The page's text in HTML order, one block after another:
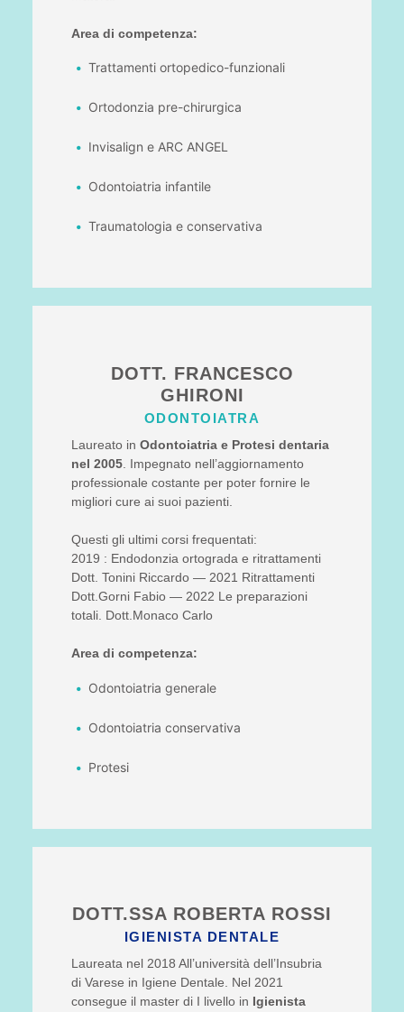
Area di competenza:
Trattamenti ortopedico-funzionali
Ortodonzia pre-chirurgica
Invisalign e ARC ANGEL
Odontoiatria infantile
Traumatologia e conservativa
DOTT. FRANCESCO
GHIRONI
ODONTOIATRA
Laureato inOdontoiatria e Protesi dentaria
nel 2005 . Impegnato nell’aggiornamento
professionale costante per poter fornire le
migliori cure ai suoi pazienti.
Questi gli ultimi corsi frequentati:
2019 : Endodonzia ortograda e ritrattamenti
Dott. Tonini Riccardo — 2021 Ritrattamenti
Dott.Gorni Fabio — 2022 Le preparazioni
totali. Dott.Monaco Carlo
Area di competenza:
Odontoiatria generale
Odontoiatria conservativa
Protesi
DOTT.SSA ROBERTA ROSSI
IGIENISTA DENTALE
Laureata nel 2018 All’università dell’Insubria
di Varese in Igiene Dentale. Nel 2021
consegue il master di I livello in Igienista